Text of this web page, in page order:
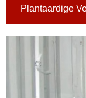
Plantaardige